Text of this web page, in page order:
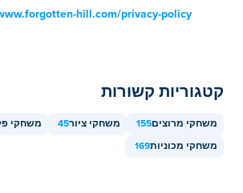
hill.com/privacy-policy/
קטגוריות קשורות
משחקי מרוצים155 משחקי ציור45 משחקי
משחקי מכוניות169